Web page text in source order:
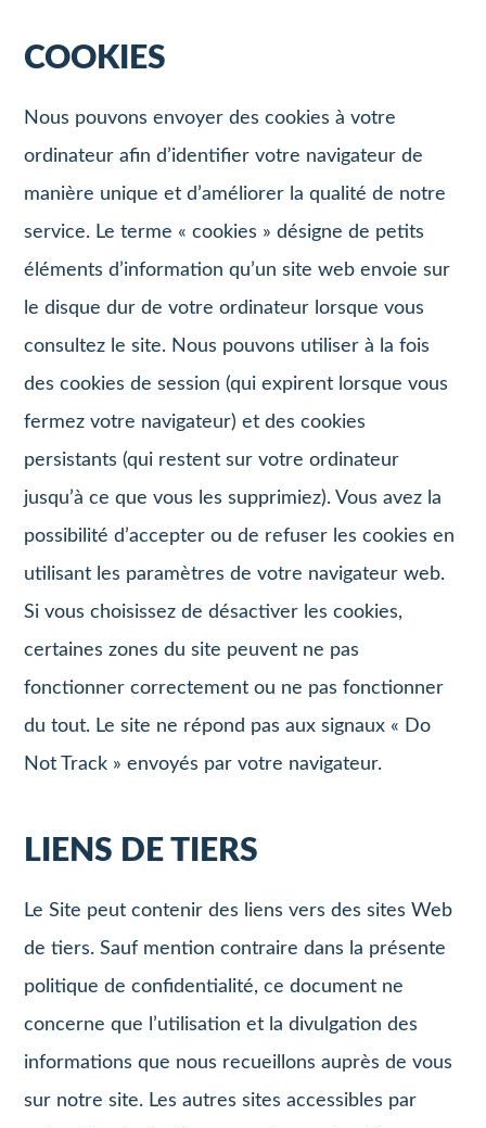
COOKIES
Nous pouvons envoyer des cookies à votre
ordinateur afin d’identifier votre navigateur de
manière unique et d’améliorer la qualité de notre
service. Le terme « cookies » désigne de petits
éléments d’information qu’un site web envoie sur
le disque dur de votre ordinateur lorsque vous
consultez le site. Nous pouvons utiliser à la fois
des cookies de session (qui expirent lorsque vous
fermez votre navigateur) et des cookies
persistants (qui restent sur votre ordinateur
jusqu’à ce que vous les supprimiez). Vous avez la
possibilité d’accepter ou de refuser les cookies en
utilisant les paramètres de votre navigateur web.
Si vous choisissez de désactiver les cookies,
certaines zones du site peuvent ne pas
fonctionner correctement ou ne pas fonctionner
du tout. Le site ne répond pas aux signaux « Do
Not Track » envoyés par votre navigateur.
LIENS DE TIERS
Le Site peut contenir des liens vers des sites Web
de tiers. Sauf mention contraire dans la présente
politique de confidentialité, ce document ne
concerne que l’utilisation et la divulgation des
informations que nous recueillons auprès de vous
sur notre site. Les autres sites accessibles par